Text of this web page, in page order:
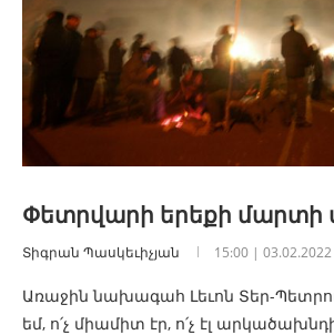
Փետրվարի երեքի մարտի
Տիգրան Պասկեւիչյան 15:00 | 03.02.2022
Առաջին նախագահ Լեւոն Տեր-
եմ, ո՛չ միամիտ էր, ո՛չ էլ